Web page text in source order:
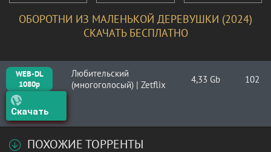
ОБОРОТНИ ИЗ МАЛЕНЬКОЙ ДЕРЕВУШКИ (2024)
СКАЧАТЬ БЕСПЛАТНО
WEB-DL
1080p
Любительский
(многоголосый) | Zetflix
4,33 Gb 102
Скачать
ПОХОЖИЕ ТОРРЕНТЫ